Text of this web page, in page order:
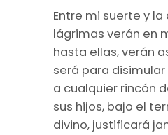
Entre mi suerte y
lágrimas verán en
hasta ellas, verán
será para
a cualquier rincón
sus hijos, bajo el
divino, justificará